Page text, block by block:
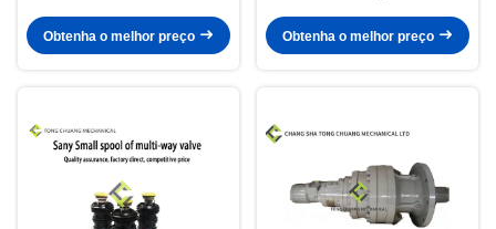
lança
Obtenha o melhor preço
concreto do pistão
Obtenha o melhor preço